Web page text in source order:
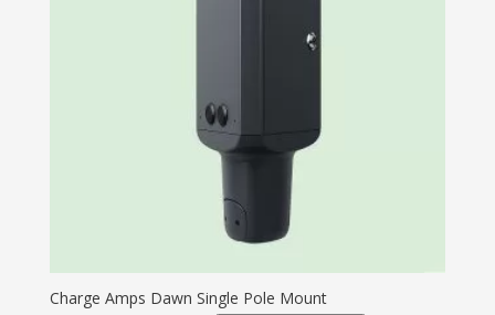
Charge Amps Dawn Single Pole Mount